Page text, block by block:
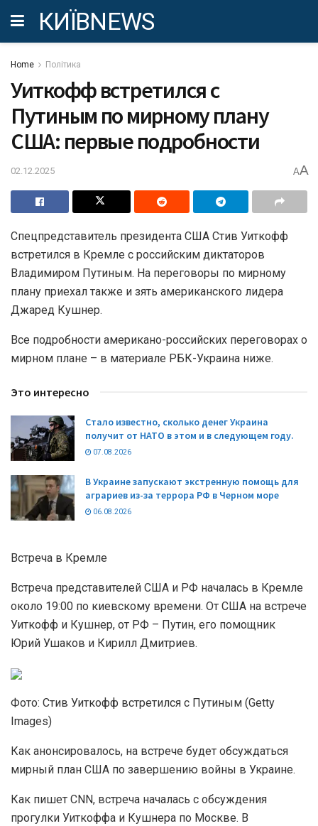
КИЇВNEWS
Home Політика
Уиткофф встретился с
Путиным по мирному плану
США: первые подробности
02.12.2025 AA
Спецпредставитель президента США Стив Уиткофф
встретился в Кремле с российским диктаторов
Владимиром Путиным. На переговоры по мирному
плану приехал также и зять американского лидера
Джаред Кушнер.
Все подробности американо-российских переговорах о
мирном плане – в материале РБК-Украина ниже.
Это интересно
Стало известно, сколько денег Украина
получит от НАТО в этом и в следующем году.
07.08.2026
В Украине запускают экстренную помощь для
аграриев из-за террора РФ в Черном море
06.08.2026
Встреча в Кремле
Встреча представителей США и РФ началась в Кремле
около 19:00 по киевскому времени. От США на встрече
Уиткофф и Кушнер, от РФ – Путин, его помощник
Юрий Ушаков и Кирилл Дмитриев.
Фото: Стив Уиткофф встретился с Путиным (Getty
Images)
Как анонсировалось, на встрече будет обсуждаться
мирный план США по завершению войны в Украине.
Как пишет CNN, встреча началась с обсуждения
прогулки Уиткоффа и Кушнера по Москве. В